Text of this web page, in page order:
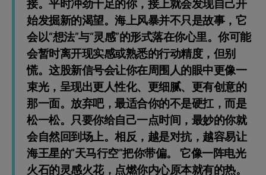
接。平时冲劲十足的你，接上就会发现自己开
始发掘新的渴望。海上风暴并不只是故事，它
会以“想法”与“灵感”的形式落在你心里。你可能
会暂时离开现实感或熟悉的行动精度，但别
慌。这股新信号会让你在周围人的眼中更像一
束光，呈现出更人性化、更细腻、更有创意的
那一面。放弃吧，最适合你的不是硬扛，而是
松一松。只要你给自己一点时间，最妙的你就
会自然回到场上。相反，越是对抗，越容易让
海王星的“天马行空”把你带偏。 它像一阵电光
火石的灵感火花，点燃你内心原本就有的热。